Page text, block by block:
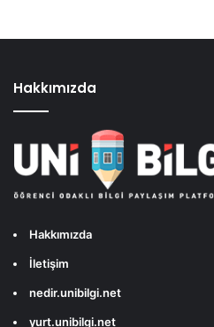
Hakkımızda
Hakkımızda
İletişim
nedir.unibilgi.net
yurt.unibilgi.net